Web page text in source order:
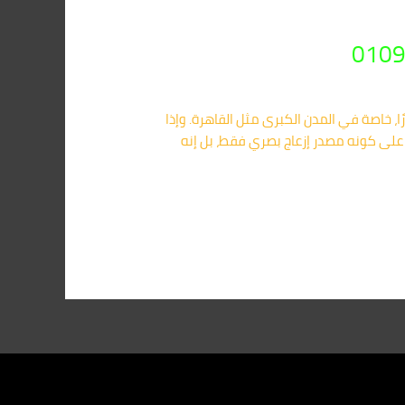
خاصة في المدن الكبرى مثل القاهرة. وإذا
كونه مصدر إزعاج بصري فقط، بل إنه